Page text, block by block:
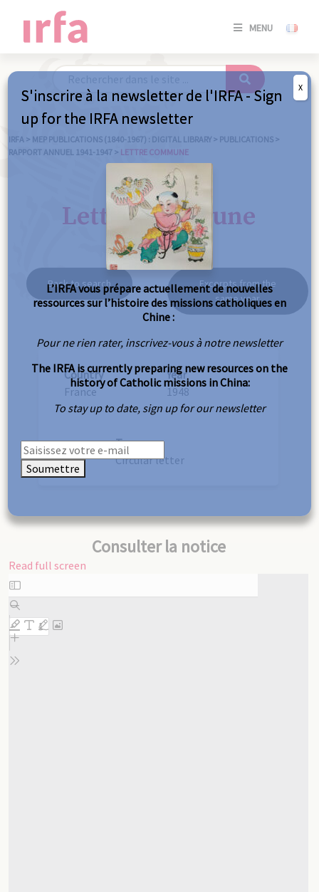
MENU
SE
/
IRFA > MEP PUBLICATIONS (1840-1967) : DIGITAL LIBRARY > PUBLICATIONS >
RAPPORT ANNUEL 1941-1947 > LETTRE COMMUNE
Lettre commune
Back to search
Excerpts from the
same year
Country
France
Year
1948
Type
Circular letter
Consulter la notice
Read full screen
Skip
to
PDF
content
S'inscrire à la newsletter de l'IRFA - Sign
up for the IRFA newsletter
L’IRFA vous prépare actuellement de nouvelles
ressources sur l’histoire des missions catholiques en
Chine :
Pour ne rien rater, inscrivez-vous à notre newsletter
The IRFA is currently preparing new resources on the
history of Catholic missions in China:
To stay up to date, sign up for our newsletter
Soumettre
X